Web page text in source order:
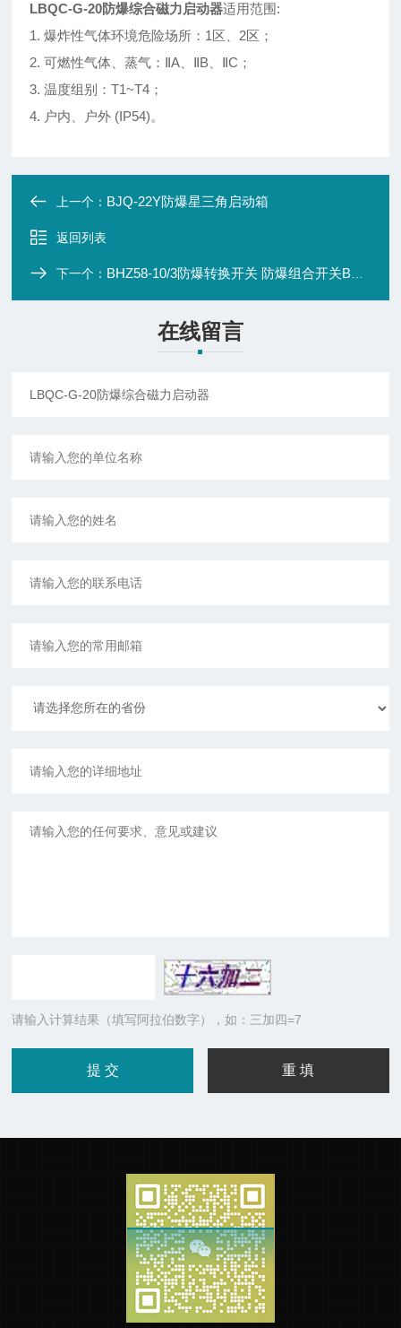
LBQC-G-20防爆综合磁力启动器适用范围:
1. 爆炸性气体环境危险场所：1区、2区；
2. 可燃性气体、蒸气：ⅡA、ⅡB、ⅡC；
3. 温度组别：T1~T4；
4. 户内、户外 (IP54)。
上一个： BJQ-22Y防爆星三角启动箱
返回列表
下一个： BHZ58-10/3防爆转换开关 防爆组合开关BHZ58-25/380V|BHZ58-60/380V
在线留言
请输入计算结果（填写阿拉伯数字），如：三加四=7